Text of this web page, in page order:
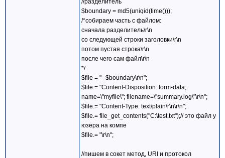
//разделитель
$boundary = md5(uniqid(time()));
/*собираем часть с файлом:
сначала разделитель\r\n
со следующей строки заголовки\r\n
потом пустая строка\r\n
после чего сам файл\r\n
*/
$file = "--$boundary\r\n";
$file.= "Content-Disposition: form-data;
name=\"myfile\"; filename=\"summary.log\"\r\n";
$file.= "Content-Type: text/plain\r\n\r\n";
$file.= file_get_contents("C:\test.txt");// это файл у
юзера на компе
$file.= "\r\n";
//пишем в сокет метод, URI и протокол